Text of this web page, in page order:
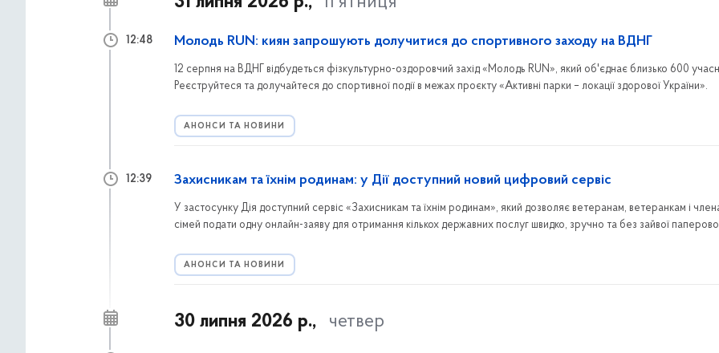
Молодь RUN: киян запрошують долучитися до спортивного заходу на ВДНГ
12 серпня на ВДНГ відбудеться фізкультурно-оздоровчий захід «Молодь RUN», який об'єднає близько 600
Реєструйтеся та долучайтеся до спортивної події в межах проєкту «Активні парки – локації здорової України».
АНОНСИ ТА НОВИНИ
12:48
Захисникам та їхнім родинам: у Дії доступний новий цифровий сервіс
У застосунку Дія доступний сервіс «Захисникам та їхнім родинам», який дозволяє ветеранам, ветеранкам і
сімей подати одну онлайн-заяву для отримання кількох державних послуг швидко, зручно та без зайвої
АНОНСИ ТА НОВИНИ
12:39
30 липня 2026 р., четвер